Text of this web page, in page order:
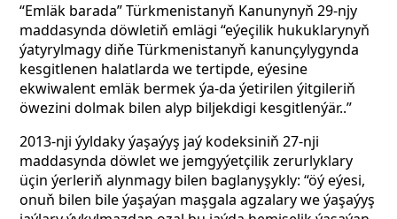
“Emläk barada” Türkmenistanyň Kanunynyň 29-njy
maddasynda döwletiň emlägi “eýeçilik hukuklarynyň
ýatyrylmagy diňe Türkmenistanyň kanunçylygynda
kesgitlenen halatlarda we tertipde, eýesine
ekwiwalent emläk bermek ýa-da ýetirilen ýitgileriň
öwezini dolmak bilen alyp biljekdigi kesgitlenýär..”
2013-nji ýyldaky ýaşaýyş jaý kodeksiniň 27-nji
maddasynda döwlet we jemgyýetçilik zerurlyklary
üçin ýerleriň alynmagy bilen baglanyşykly: “öý eýesi,
onuň bilen bile ýaşaýan maşgala agzalary we ýaşaýyş